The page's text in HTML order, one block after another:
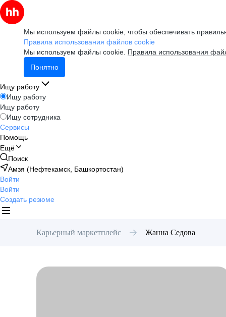
Мы используем файлы cookie, чтобы обеспечивать
Правила использования файлов cookie
Мы используем файлы cookie. Правила использования
Понятно
Ищу работу
Ищу работу
Ищу работу
Ищу сотрудника
Сервисы
Помощь
Ещё
Поиск
Амзя (Нефтекамск, Башкортостан)
Войти
Войти
Создать резюме
Карьерный маркетплейс Жанна Седова